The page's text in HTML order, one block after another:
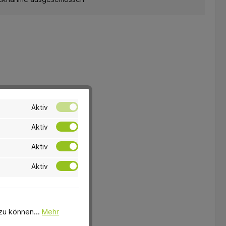
Aktiv
Aktiv
Aktiv
Aktiv
können... Mehr